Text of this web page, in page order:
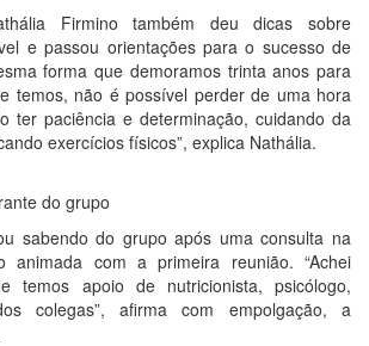
Firmino também deu dicas sobre
e passou orientações para o sucesso de
forma que demoramos trinta anos para
temos, não é possível perder de uma hora
ter paciência e determinação, cuidando da
exercícios físicos”, explica Nathália.
do grupo
sabendo do grupo após uma consulta na
animada com a primeira reunião. “Achei
temos apoio de nutricionista, psicólogo,
colegas”, afirma com empolgação, a